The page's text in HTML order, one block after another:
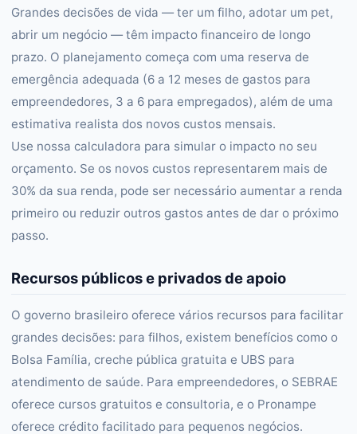
Grandes decisões de vida — ter um filho, adotar um pet,
abrir um negócio — têm impacto financeiro de longo
prazo. O planejamento começa com uma reserva de
emergência adequada (6 a 12 meses de gastos para
empreendedores, 3 a 6 para empregados), além de uma
estimativa realista dos novos custos mensais.
Use nossa calculadora para simular o impacto no seu
orçamento. Se os novos custos representarem mais de
30% da sua renda, pode ser necessário aumentar a renda
primeiro ou reduzir outros gastos antes de dar o próximo
passo.
Recursos públicos e privados de apoio
O governo brasileiro oferece vários recursos para facilitar
grandes decisões: para filhos, existem benefícios como o
Bolsa Família, creche pública gratuita e UBS para
atendimento de saúde. Para empreendedores, o SEBRAE
oferece cursos gratuitos e consultoria, e o Pronampe
oferece crédito facilitado para pequenos negócios.